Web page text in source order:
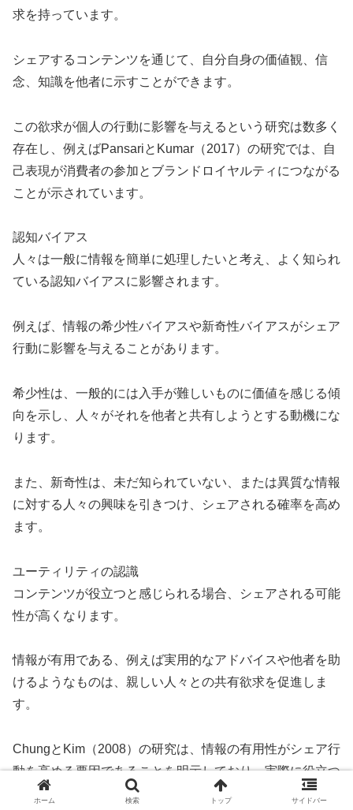
求を持っています。
シェアするコンテンツを通じて、自分自身の価値観、信
念、知識を他者に示すことができます。
この欲求が個人の行動に影響を与えるという研究は数多く
存在し、例えばPansariとKumar（2017）の研究では、自
己表現が消費者の参加とブランドロイヤルティにつながる
ことが示されています。
認知バイアス
人々は一般に情報を簡単に処理したいと考え、よく知られ
ている認知バイアスに影響されます。
例えば、情報の希少性バイアスや新奇性バイアスがシェア
行動に影響を与えることがあります。
希少性は、一般的には入手が難しいものに価値を感じる傾
向を示し、人々がそれを他者と共有しようとする動機にな
ります。
また、新奇性は、未だ知られていない、または異質な情報
に対する人々の興味を引きつけ、シェアされる確率を高め
ます。
ユーティリティの認識
コンテンツが役立つと感じられる場合、シェアされる可能
性が高くなります。
情報が有用である、例えば実用的なアドバイスや他者を助
けるようなものは、親しい人々との共有欲求を促進しま
す。
ChungとKim（2008）の研究は、情報の有用性がシェア行
動を高める要因であることを明示しており、実際に役立つ
と感じた情報は拡散されやすい傾向にあります。
ホーム 検索 トップ サイドバー